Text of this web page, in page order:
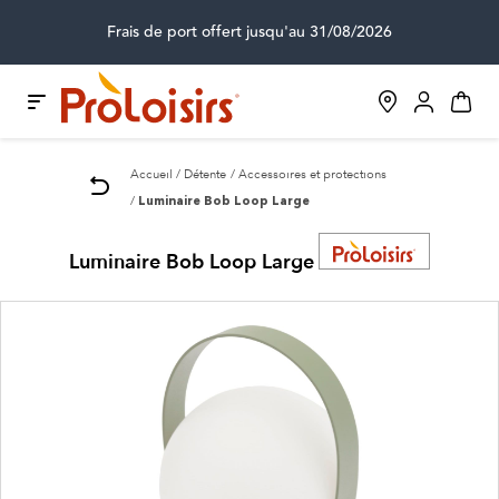
Frais de port offert jusqu'au 31/08/2026
Accueil Détente Accessoires et protections
Luminaire Bob Loop Large
Luminaire Bob Loop Large